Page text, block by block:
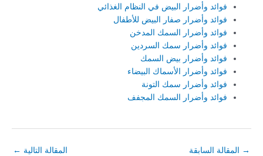
فوائد وأضرار البيض في النظام الغذائي
فوائد وأضرار صفار البيض للأطفال
فوائد وأضرار السمك المدخن
فوائد وأضرار سمك السردين
فوائد وأضرار بيض السمك
فوائد وأضرار الأسماك البيضاء
فوائد وأضرار سمك التونة
فوائد وأضرار السمك المجفف
→ المقالة السابقة المقالة التالية ←